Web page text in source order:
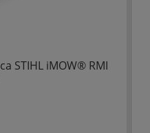
STIHL iMOW® RMI